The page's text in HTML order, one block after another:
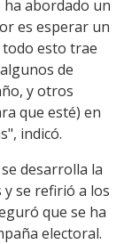
abordado un
es esperar un
todo esto trae
de
y otros
que esté) en
indicó.
desarrolla la
y se refirió a los
que se ha
electoral.